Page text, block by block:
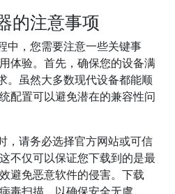
的注意事项
中，您需要注意一些关键事
体验。首先，确保您的设备满
。虽然大多数现代设备都能顺
配置可以避免潜在的兼容性问
，请务必选择官方网站或可信
不仅可以保证您下载到的是最
避免恶意软件的侵害。下载